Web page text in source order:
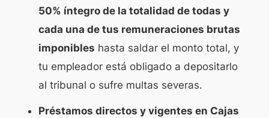
50% íntegro de la totalidad de todas y
cada una de tus remuneraciones brutas
imponibles hasta saldar el monto total, y
tu empleador está obligado a depositarlo
al tribunal o sufre multas severas.
Préstamos directos y vigentes en Cajas